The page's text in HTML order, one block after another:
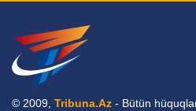
© 2009, Tribuna.Az - Bütün